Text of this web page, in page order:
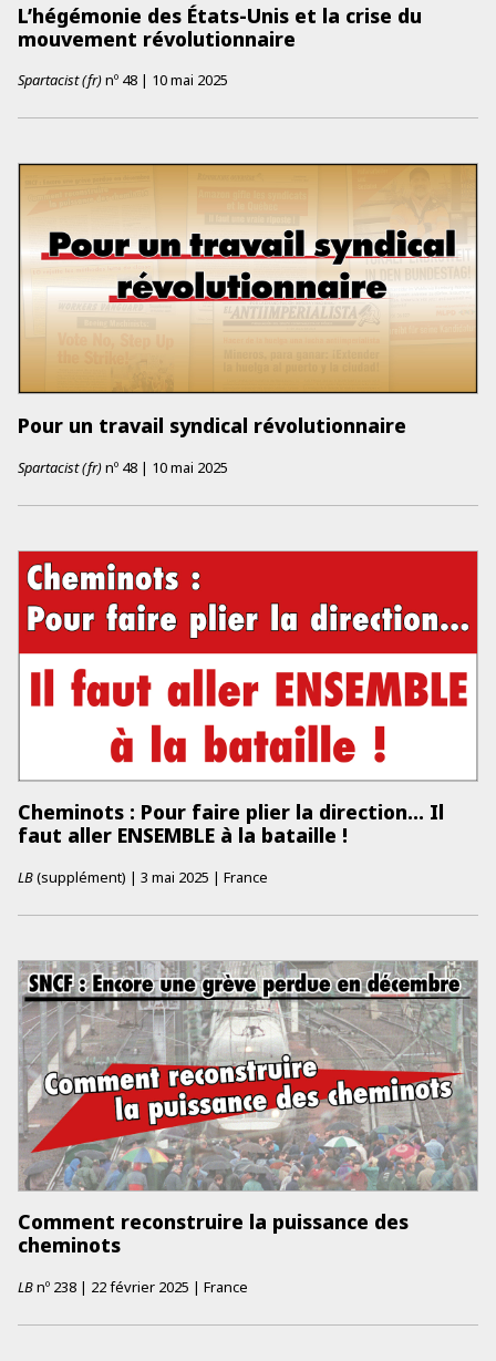
L’hégémonie des États-Unis et la crise du
mouvement révolutionnaire
Spartacist (fr)nº 48 | 10 mai 2025
Pour un travail syndical révolutionnaire
Spartacist (fr)nº 48 | 10 mai 2025
Cheminots : Pour faire plier la direction... Il
faut aller ENSEMBLE à la bataille !
LB(supplément) | 3 mai 2025 | France
Comment reconstruire la puissance des
cheminots
LBnº 238 | 22 février 2025 | France